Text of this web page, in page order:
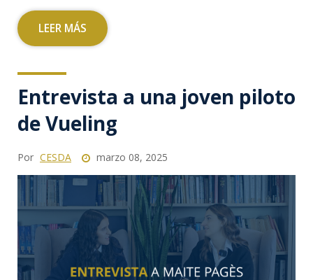
LEER MÁS
Entrevista a una joven piloto
de Vueling
Por CESDA marzo 08, 2025